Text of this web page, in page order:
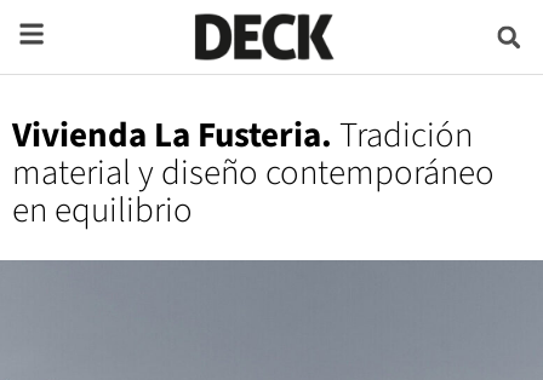
Vivienda La Fusteria.Tradición
material y diseño contemporáneo
en equilibrio